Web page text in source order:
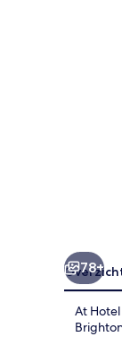
78+
At